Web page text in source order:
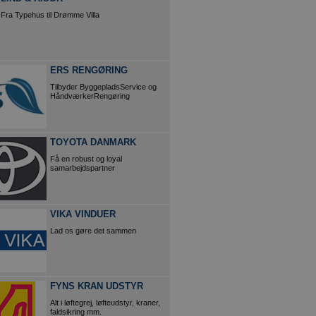
Fra Typehus til Drømme Villa
ERS RENGØRING
Tilbyder ByggepladsService og
HåndværkerRengøring
TOYOTA DANMARK
Få en robust og loyal
samarbejdspartner
VIKA VINDUER
Lad os gøre det sammen
FYNS KRAN UDSTYR
Alt i løftegrej, løfteudstyr, kraner,
faldsikring mm.